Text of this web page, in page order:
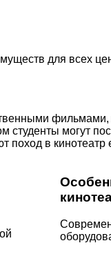
для всех
студенты могут
поход в